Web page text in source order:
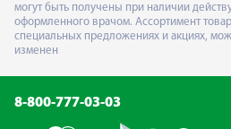
могут быть получены при наличии
оформленного врачом. Ассортимент
специальных предложениях и акциях,
изменен
8-800-777-03-03